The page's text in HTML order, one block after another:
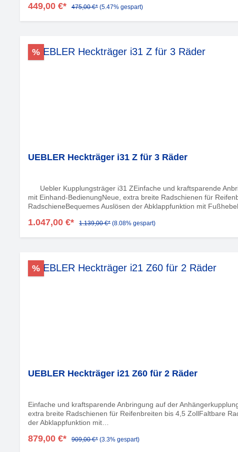
449,00 €* 475,00 €* (5.47% gespart)
%
UEBLER Heckträger i31 Z für 3 Räder
Uebler Kupplungsträger i31 ZEinfache und kraftsparende
mit Einhand-BedienungNeue, extra breite Radschienen für
RadschieneBequemes Auslösen der Abklappfunktion mit
1.047,00 €* 1.139,00 €* (8.08% gespart)
%
UEBLER Heckträger i21 Z60 für 2 Räder
Einfache und kraftsparende Anbringung auf der
extra breite Radschienen für Reifenbreiten bis 4,5 ZollFaltbare
der Abklappfunktion mit
025.pdf
879,00 €* 909,00 €* (3.3% gespart)